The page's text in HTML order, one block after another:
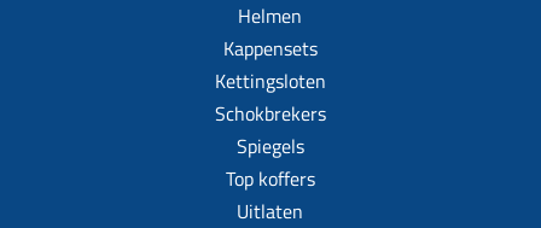
Helmen
Kappensets
Kettingsloten
Schokbrekers
Spiegels
Top koffers
Uitlaten